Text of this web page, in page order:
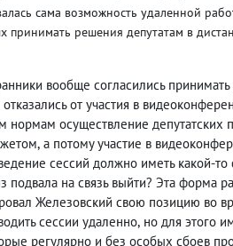
сама возможность удаленной
принимать решения депутатам в
вообще согласились принимать
от участия в
нормам осуществление депутатских
, а потому участие в
сессий должно иметь какой-то
подвала на связь выйти? Эта форма
Железовский свою позицию во
сессии удаленно, но для этого
регулярно и без особых сбоев